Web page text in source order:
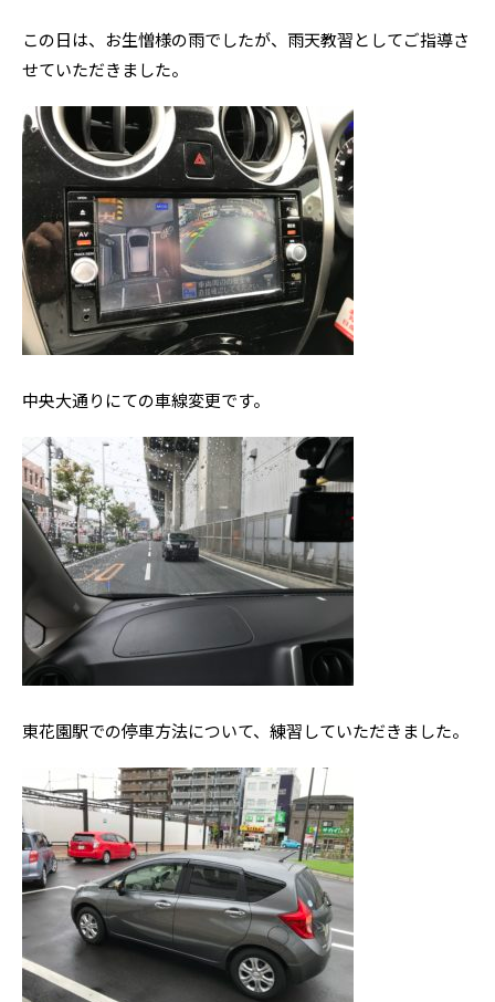
この日は、お生憎様の雨でしたが、雨天教習としてご指導さ
せていただきました。
中央大通りにての車線変更です。
東花園駅での停車方法について、練習していただきました。